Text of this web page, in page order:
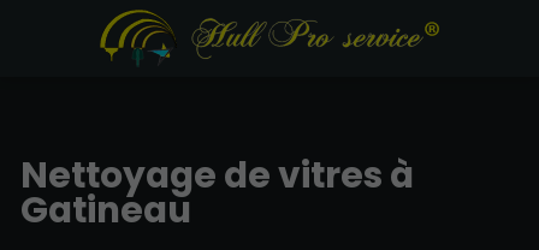
Nettoyage de vitres à
Gatineau